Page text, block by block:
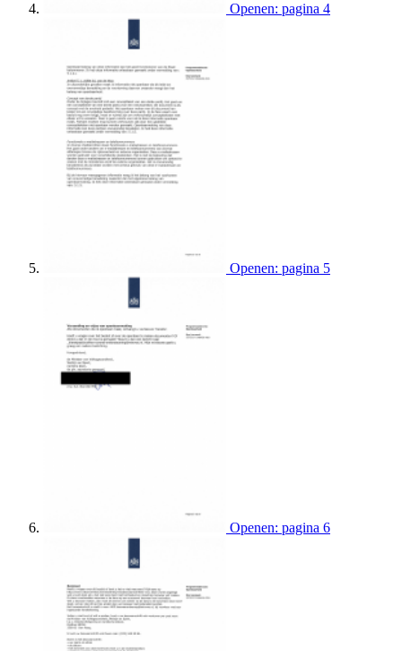
Openen: pagina 4
Openen: pagina 5
Openen: pagina 6